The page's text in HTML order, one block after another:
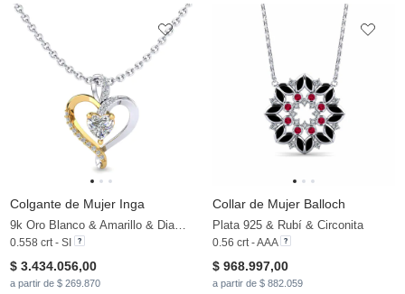
Colgante de Mujer Inga
0.558 crt - SI
$ 3.434.056,00
a partir de $ 269.870
Collar de Mujer Balloch
Plata 925 & Rubí & Circonita
0.56 crt - AAA
$ 968.997,00
a partir de $ 882.059